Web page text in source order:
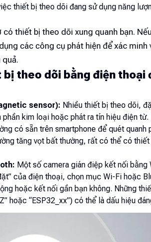
thiết bị theo dõi đang sử dụng năng
thiết bị theo dõi xung quanh bạn.
các công cụ phát hiện để xác minh
quả.
bị theo dõi bằng điện thoại
sensor): Nhiều thiết bị theo dõi,
phần kim loại hoặc phát ra tín hiệu điện
có sẵn trên smartphone để quét quanh
tăng vọt bất thường, rất có thể có
Một số camera gián điệp kết nối bằng
của điện thoại, chọn mục Wi-Fi hoặc
hoặc kết nối gần bạn không. Những
hoặc “ESP32_xx”) có thể là dấu hiệu